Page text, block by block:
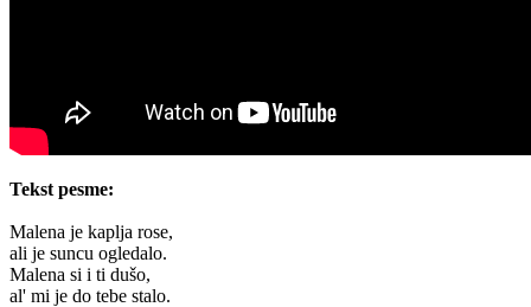
Tekst pesme:
Malena je kaplja rose,
ali je suncu ogledalo.
Malena si i ti dušo,
al' mi je do tebe stalo.